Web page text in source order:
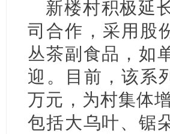
新楼村积极延
司合作，采用股
丛茶副食品，如
迎。目前，该系
万元，为村集体
包括大乌叶、锯